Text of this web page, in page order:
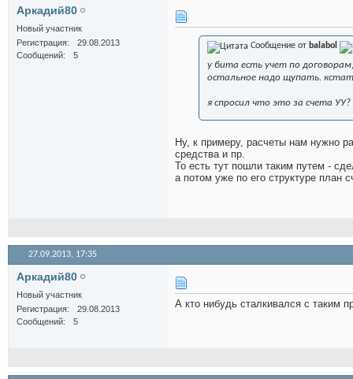
Аркадий80
Новый участник
Регистрация
29.08.2013
Сообщений
5
Сообщение от balabol
у бита есть учет по
остальное надо щупать.
я спросил что это за счета
Ну, к примеру, расчеты нам нужно
средства и пр.
То есть тут пошли таким путем -
а потом уже по его структуре план
27.09.2013, 17:35
Аркадий80
Новый участник
Регистрация
29.08.2013
Сообщений
5
А кто нибудь сталкивался с таким